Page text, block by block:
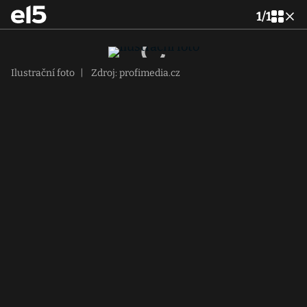
1/1
Ilustrační foto Zdroj: profimedia.cz